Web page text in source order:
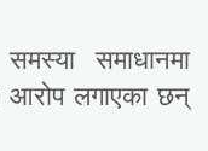
समाधानमा
आरोप लगाएका छन्